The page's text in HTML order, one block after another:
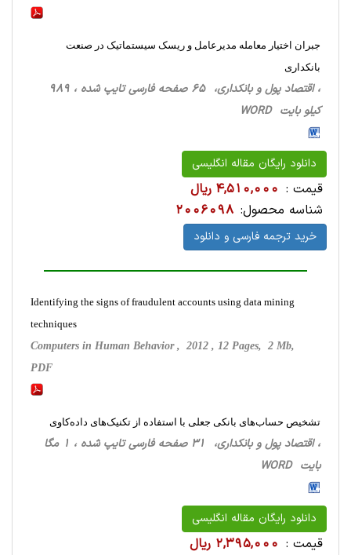
جبران اختیار معامله مدیرعامل و ریسک سیستماتیک در صنعت
بانکداری
، اقتصاد پول و بانکداری، 65 صفحه فارسی تایپ شده ، 989
کیلو بایت WORD
دانلود رایگان مقاله انگلیسی
قیمت : 4,510,000 ریال
شناسه محصول: 2006098
خرید ترجمه فارسی و دانلود
Identifying the signs of fraudulent accounts using data mining
techniques
Computers in Human Behavior , 2012 , 12 Pages, 2 Mb,
PDF
تشخیص حساب‌های بانکی جعلی با استفاده از تکنیک‌های داده‌کاوی
، اقتصاد پول و بانکداری، 31 صفحه فارسی تایپ شده ، 1 مگا
بایت WORD
دانلود رایگان مقاله انگلیسی
قیمت : 2,395,000 ریال